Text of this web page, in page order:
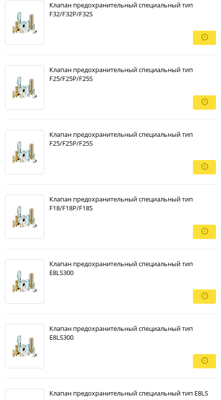
Клапан предохранительный специальный тип
F32/F32P/F32S
Клапан предохранительный специальный тип
F25/F25P/F25S
Клапан предохранительный специальный тип
F25/F25P/F25S
Клапан предохранительный специальный тип
F18/F18P/F18S
Клапан предохранительный специальный тип
E8LS300
Клапан предохранительный специальный тип
E8LS300
Клапан предохранительный специальный тип E8LS